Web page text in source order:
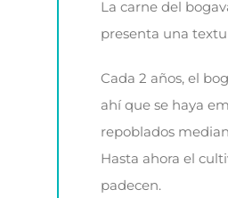
La carne del
presenta una
Cada 2 años, el
ahí que se haya
repoblados
Hasta ahora el
padecen.